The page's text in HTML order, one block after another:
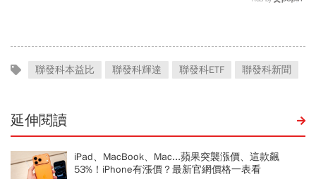
聯發科本益比 聯發科輝達 聯發科ETF 聯發科新聞
延伸閱讀
iPad、MacBook、Mac...蘋果突襲漲價、這款飆
53%！iPhone有漲價？最新官網價格一表看